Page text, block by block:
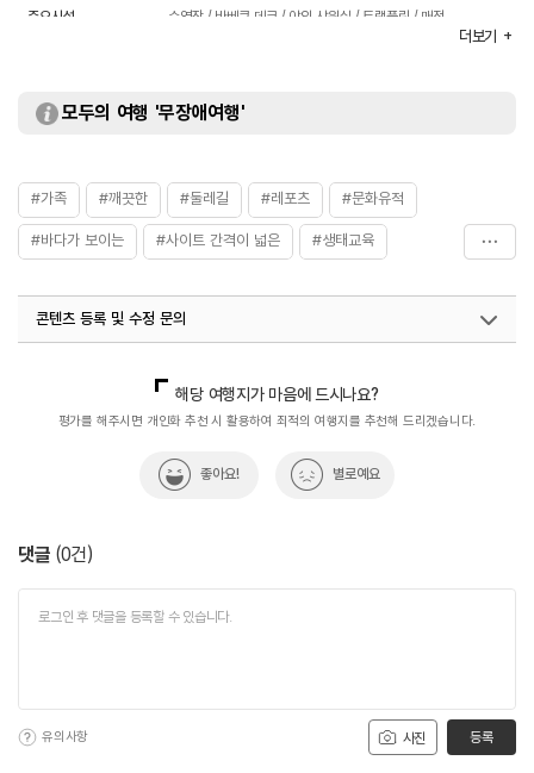
주요시설
수영장 / 바베큐 데크 / 야외 샤워실 / 트램플린 / 매점
더보기
모두의 여행 '무장애여행'
#가족 #깨끗한 #둘레길 #레포츠 #문화유적
#바다가 보이는 #사이트 간격이 넓은 #생태교육
#재미있는 #차대기 편한
콘텐츠 등록 및 수정 문의
해당 여행지가 마음에 드시나요?
평가를 해주시면 개인화 추천 시 활용하여 최적의 여행지를 추천해 드리겠습니다.
좋아요! 별로예요
댓글 (0건)
사진
유의사항 등록